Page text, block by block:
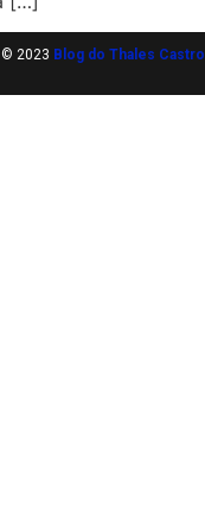
© 2023 Blog do Thales Castro